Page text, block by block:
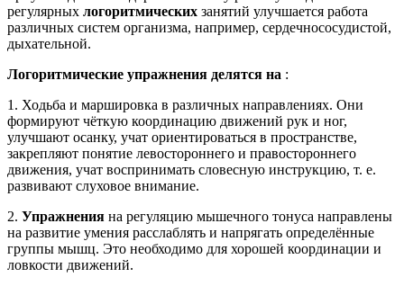
регулярных логоритмических занятий улучшается работа
различных систем организма, например, сердечнососудистой,
дыхательной.
Логоритмические упражнения делятся на :
1. Ходьба и маршировка в различных направлениях. Они
формируют чёткую координацию движений рук и ног,
улучшают осанку, учат ориентироваться в пространстве,
закрепляют понятие левостороннего и правостороннего
движения, учат воспринимать словесную инструкцию, т. е.
развивают слуховое внимание.
2. Упражнения на регуляцию мышечного тонуса направлены
на развитие умения расслаблять и напрягать определённые
группы мышц. Это необходимо для хорошей координации и
ловкости движений.